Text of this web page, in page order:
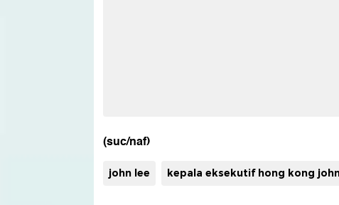
(suc/naf)
john lee kepala eksekutif hong kong